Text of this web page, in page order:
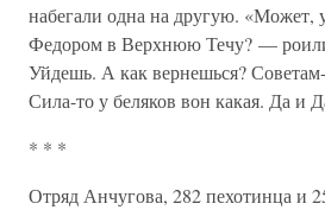
набегали одна на другую. «Может,
Федором в Верхнюю Течу? —
Уйдешь. А как вернешься?
Сила-то у беляков вон какая. Да и
* * *
Отряд Анчугова, 282 пехотинца и